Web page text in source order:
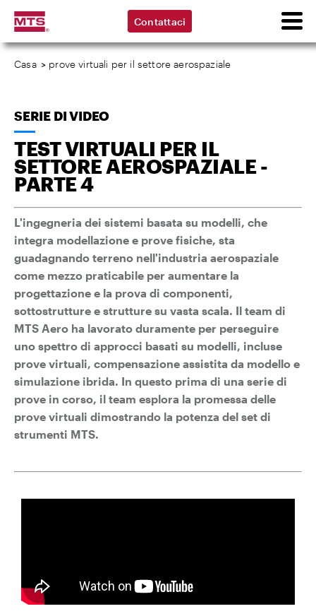
Contattaci
Casa > prove virtuali per il settore aerospaziale
SERIE DI VIDEO
TEST VIRTUALI PER IL
SETTORE AEROSPAZIALE -
PARTE 4
L'ingegneria dei sistemi basata su modelli, che
integra modellazione e prove fisiche, sta
guadagnando terreno nell'industria aerospaziale
come mezzo praticabile per aumentare la
progettazione e la prova di componenti,
sottostrutture e strutture su vasta scala. Il team di
MTS Aero ha lavorato duramente per perseguire
uno spettro di approcci basati su modelli, incluse
prove virtuali, compensazione assistita da modello e
simulazione ibrida. In questo prima di una serie di
prove in corso, il team esplora la promessa delle
prove virtuali dimostrando la potenza del set di
strumenti MTS.